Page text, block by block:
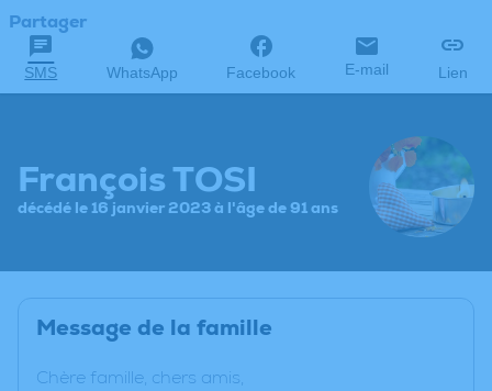
Partager
SMS WhatsApp Facebook E-mail Lien
François TOSI
décédé le 16 janvier 2023 à l'âge de 91 ans
Message de la famille
Chère famille, chers amis,